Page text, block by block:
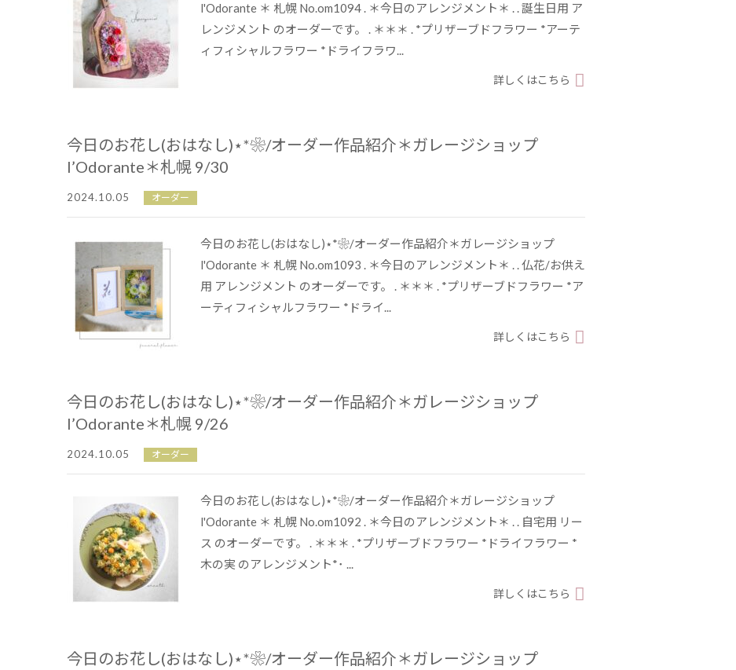
l'Odorante ＊ 札幌 No.om1094 . ＊今日のアレンジメント＊ . . 誕生日用 ア
レンジメント のオーダーです。 . ＊＊＊ . *プリザーブドフラワー *アーテ
ィフィシャルフラワー *ドライフラワ...
詳しくはこちら
今日のお花し(おはなし)⋆*❀/オーダー作品紹介＊ガレージショップ
l’Odorante＊札幌 9/30
2024.10.05 オーダー
今日のお花し(おはなし)⋆*❀/オーダー作品紹介＊ガレージショップ
l'Odorante ＊ 札幌 No.om1093 . ＊今日のアレンジメント＊ . . 仏花/お供え
用 アレンジメント のオーダーです。 . ＊＊＊ . *プリザーブドフラワー *ア
ーティフィシャルフラワー *ドライ...
詳しくはこちら
今日のお花し(おはなし)⋆*❀/オーダー作品紹介＊ガレージショップ
l’Odorante＊札幌 9/26
2024.10.05 オーダー
今日のお花し(おはなし)⋆*❀/オーダー作品紹介＊ガレージショップ
l'Odorante ＊ 札幌 No.om1092 . ＊今日のアレンジメント＊ . . 自宅用 リー
ス のオーダーです。 . ＊＊＊ . *プリザーブドフラワー *ドライフラワー *
木の実 のアレンジメント*･ ...
詳しくはこちら
今日のお花し(おはなし)⋆*❀/オーダー作品紹介＊ガレージショップ